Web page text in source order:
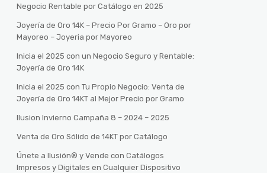
Negocio Rentable por Catálogo en 2025
Joyería de Oro 14K – Precio Por Gramo – Oro por
Mayoreo – Joyeria por Mayoreo
Inicia el 2025 con un Negocio Seguro y Rentable:
Joyería de Oro 14K
Inicia el 2025 con Tu Propio Negocio: Venta de
Joyería de Oro 14KT al Mejor Precio por Gramo
Ilusion Invierno Campaña 8 – 2024 – 2025
Venta de Oro Sólido de 14KT por Catálogo
Únete a Ilusión® y Vende con Catálogos
Impresos y Digitales en Cualquier Dispositivo